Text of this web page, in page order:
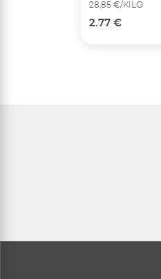
28,85 €/KILO
2.77 €